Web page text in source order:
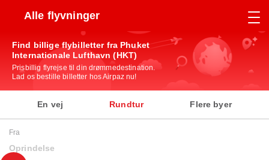
Alle flyvninger
Find billige flybilletter fra Phuket
Internationale Lufthavn (HKT)
Prisbillig flyrejse til din drømmedestination.
Lad os bestille billetter hos Airpaz nu!
En vej Rundtur Flere byer
Fra
Oprindelse